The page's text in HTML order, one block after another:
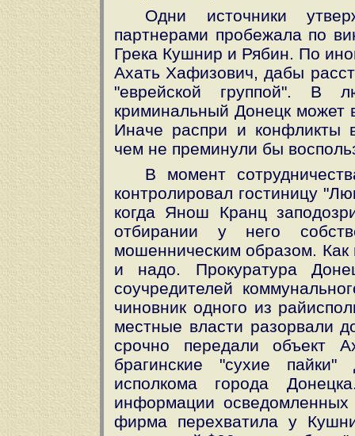
Одни источники
партнерами пробежала по
Грека Кушнир и Рябин. По
Ахать Хафизович, дабы
"еврейской группой". В
криминальный Донецк может
Иначе распри и конфликты
чем не преминули бы
В момент
контролировал гостиницу
когда Янош Кранц
отбирании у него
мошенническим образом. Как
и надо. Прокуратура
соучредителей
чиновник одного из
местные власти разорвали
срочно передали объект
брагинские "сухие пайки"
исполкома города
информации осведомленных
фирма перехватила у